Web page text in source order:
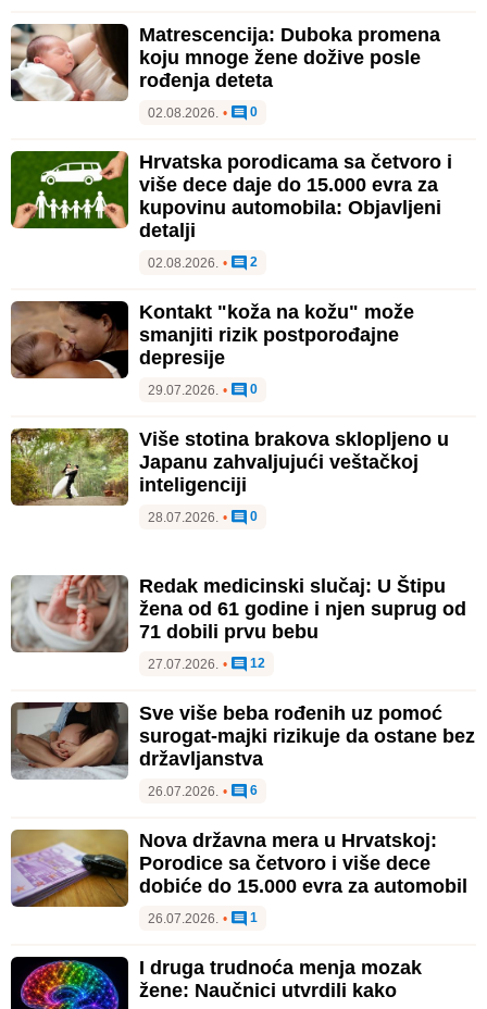
Matrescencija: Duboka promena
koju mnoge žene dožive posle
rođenja deteta
02.08.2026. • 0
Hrvatska porodicama sa četvoro i
više dece daje do 15.000 evra za
kupovinu automobila: Objavljeni
detalji
02.08.2026. • 2
Kontakt "koža na kožu" može
smanjiti rizik postporođajne
depresije
29.07.2026. • 0
Više stotina brakova sklopljeno u
Japanu zahvaljujući veštačkoj
inteligenciji
28.07.2026. • 0
Redak medicinski slučaj: U Štipu
žena od 61 godine i njen suprug od
71 dobili prvu bebu
27.07.2026. • 12
Sve više beba rođenih uz pomoć
surogat-majki rizikuje da ostane bez
državljanstva
26.07.2026. • 6
Nova državna mera u Hrvatskoj:
Porodice sa četvoro i više dece
dobiće do 15.000 evra za automobil
26.07.2026. • 1
I druga trudnoća menja mozak
žene: Naučnici utvrdili kako